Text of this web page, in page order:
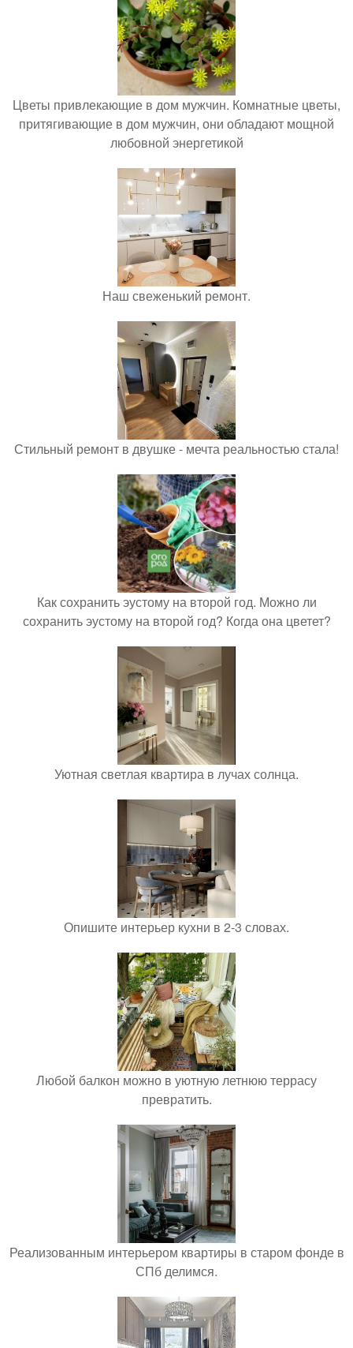
Цветы привлекающие в дом мужчин. Комнатные цветы,
притягивающие в дом мужчин, они обладают мощной
любовной энергетикой
Наш свеженький ремонт.
Стильный ремонт в двушке - мечта реальностью стала!
Как сохранить эустому на второй год. Можно ли
сохранить эустому на второй год? Когда она цветет?
Уютная светлая квартира в лучах солнца.
Опишите интерьер кухни в 2-3 словах.
Любой балкон можно в уютную летнюю террасу
превратить.
Реализованным интерьером квартиры в старом фонде в
СПб делимся.